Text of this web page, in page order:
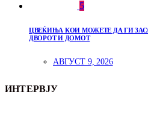
5
ЦВЕЌИЊА КОИ МОЖЕТЕ ДА ГИ
ДВОРОТ И ДОМОТ
АВГУСТ 9, 2026
ИНТЕРВЈУ